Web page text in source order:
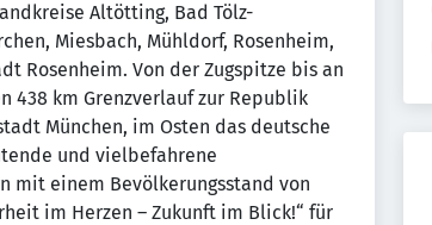
Altötting, Bad Tölz-
Miesbach, Mühldorf, Rosenheim,
Rosenheim. Von der Zugspitze bis an
438 km Grenzverlauf zur Republik
München, im Osten das deutsche
und vielbefahrene
mit einem Bevölkerungsstand von
im Herzen – Zukunft im Blick!“ für